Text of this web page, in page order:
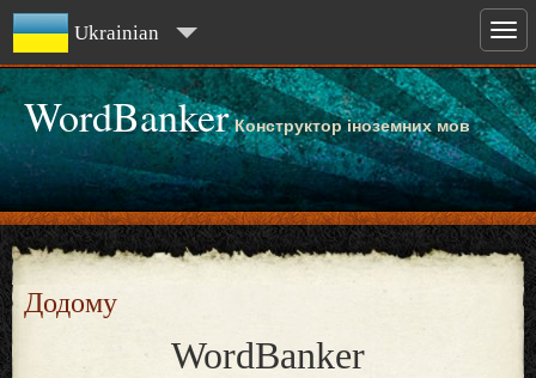
Ukrainian
WordBanker Конструктор іноземних мов
Додому
WordBanker